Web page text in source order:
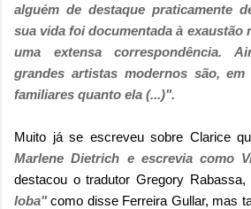
alguém de destaque praticamente
sua vida foi documentada à exaustão
uma extensa correspondência.
grandes artistas modernos são,
familiares quanto ela (...)".
Muito já se escreveu sobre Clarice
Marlene Dietrich e escrevia como
destacou o tradutor Gregory Rabassa,
loba" como disse Ferreira Gullar, mas